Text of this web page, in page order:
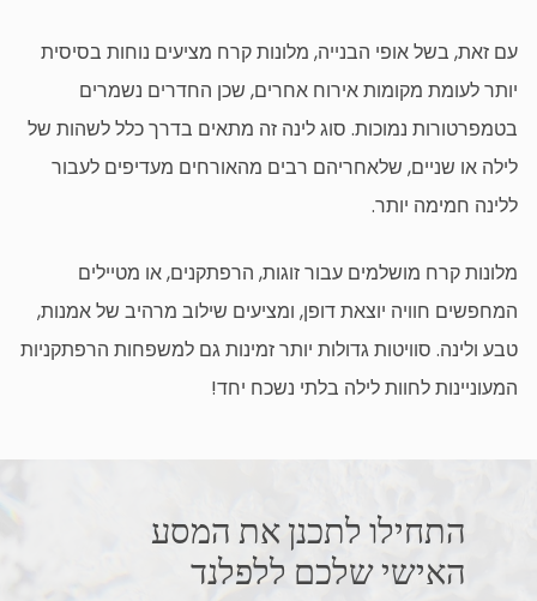
עם זאת, בשל אופי הבנייה, מלונות קרח מציעים נוחות בסיסית
יותר לעומת מקומות אירוח אחרים, שכן החדרים נשמרים
בטמפרטורות נמוכות. סוג לינה זה מתאים בדרך כלל לשהות של
לילה או שניים, שלאחריהם רבים מהאורחים מעדיפים לעבור
ללינה חמימה יותר.
מלונות קרח מושלמים עבור זוגות, הרפתקנים, או מטיילים
המחפשים חוויה יוצאת דופן, ומציעים שילוב מרהיב של אמנות,
טבע ולינה. סוויטות גדולות יותר זמינות גם למשפחות הרפתקניות
המעוניינות לחוות לילה בלתי נשכח יחד!
התחילו לתכנן את המסע
האישי שלכם ללפלנד